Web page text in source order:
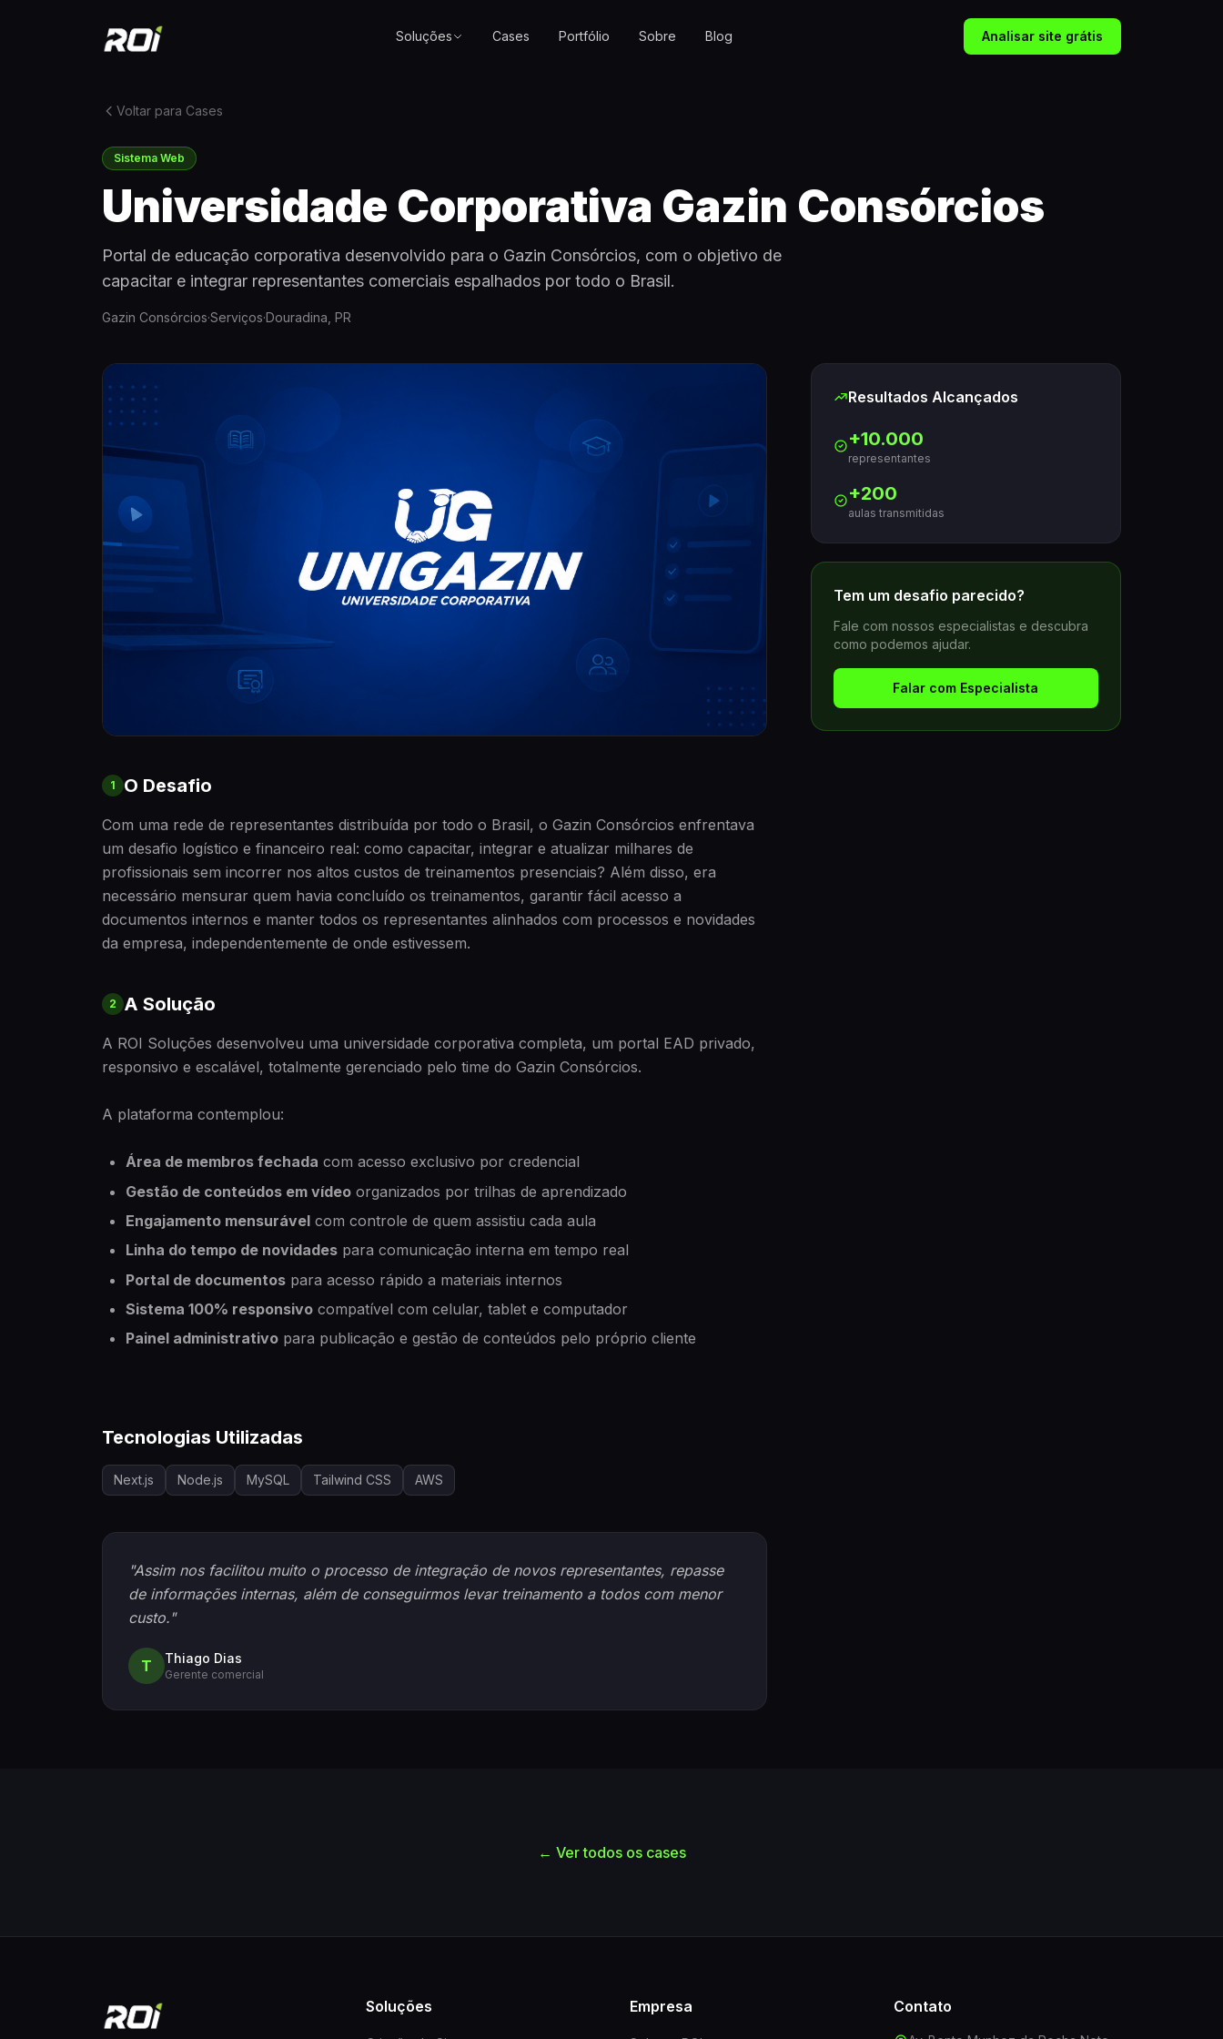
Soluções Cases Portfólio Sobre Blog Analisar site grátis
Voltar para Cases
Sistema Web
Universidade Corporativa Gazin Consórcios
Portal de educação corporativa desenvolvido para o Gazin Consórcios, com o objetivo de
capacitar e integrar representantes comerciais espalhados por todo o Brasil.
Gazin Consórcios·Serviços·Douradina, PR
1 O Desafio
Com uma rede de representantes distribuída por todo o Brasil, o Gazin Consórcios enfrentava
um desafio logístico e financeiro real: como capacitar, integrar e atualizar milhares de
profissionais sem incorrer nos altos custos de treinamentos presenciais? Além disso, era
necessário mensurar quem havia concluído os treinamentos, garantir fácil acesso a
documentos internos e manter todos os representantes alinhados com processos e novidades
da empresa, independentemente de onde estivessem.
2 A Solução
A ROI Soluções desenvolveu uma universidade corporativa completa, um portal EAD privado,
responsivo e escalável, totalmente gerenciado pelo time do Gazin Consórcios.
A plataforma contemplou:
Área de membros fechada com acesso exclusivo por credencial
Gestão de conteúdos em vídeoorganizados por trilhas de aprendizado
Engajamento mensurávelcom controle de quem assistiu cada aula
Linha do tempo de novidadespara comunicação interna em tempo real
Portal de documentospara acesso rápido a materiais internos
Sistema 100% responsivocompatível com celular, tablet e computador
Painel administrativopara publicação e gestão de conteúdos pelo próprio cliente
Tecnologias Utilizadas
Next.js Node.js MySQL Tailwind CSS AWS
"Assim nos facilitou muito o processo de integração de novos representantes, repasse
de informações internas, além de conseguirmos levar treinamento a todos com menor
custo."
T Thiago Dias
Gerente comercial
Resultados Alcançados
+10.000
representantes
+200
aulas transmitidas
Tem um desafio parecido?
Fale com nossos especialistas e descubra
como podemos ajudar.
Falar com Especialista
← Ver todos os cases
Soluções Empresa Contato